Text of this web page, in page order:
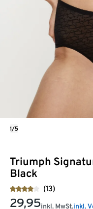
Triumph
Black
(13)
29,95inkl. MwSt.inkl.
1/5